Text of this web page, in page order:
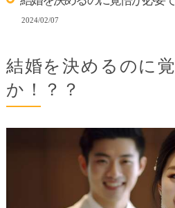
2024/02/07
結婚を決めるのに
か！？？